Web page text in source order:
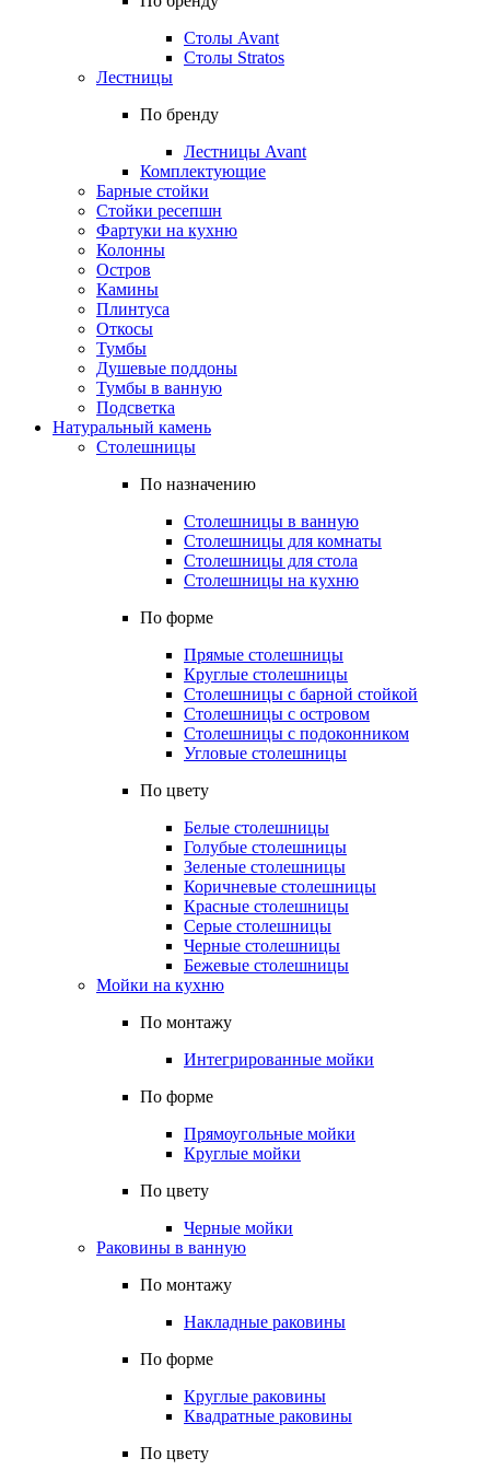
Столы Avant
Столы Stratos
Лестницы
По бренду
Лестницы Avant
Комплектующие
Барные стойки
Стойки ресепшн
Фартуки на кухню
Колонны
Остров
Камины
Плинтуса
Откосы
Тумбы
Душевые поддоны
Тумбы в ванную
Подсветка
Натуральный камень
Столешницы
По назначению
Столешницы в ванную
Столешницы для комнаты
Столешницы для стола
Столешницы на кухню
По форме
Прямые столешницы
Круглые столешницы
Столешницы с барной стойкой
Столешницы с островом
Столешницы с подоконником
Угловые столешницы
По цвету
Белые столешницы
Голубые столешницы
Зеленые столешницы
Коричневые столешницы
Красные столешницы
Серые столешницы
Черные столешницы
Бежевые столешницы
Мойки на кухню
По монтажу
Интегрированные мойки
По форме
Прямоугольные мойки
Круглые мойки
По цвету
Черные мойки
Раковины в ванную
По монтажу
Накладные раковины
По форме
Круглые раковины
Квадратные раковины
По цвету